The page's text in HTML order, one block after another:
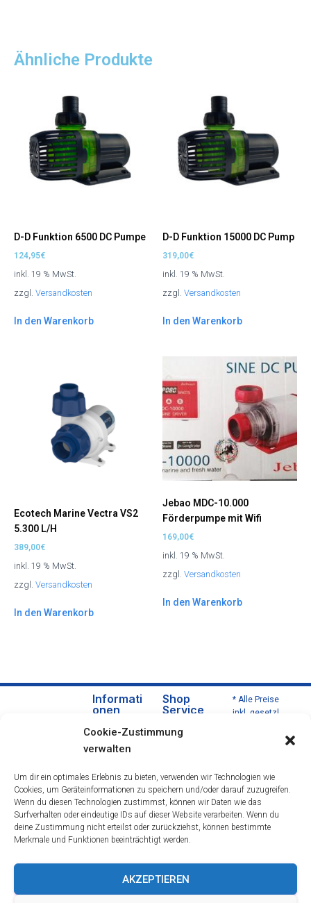
Cookie-Zustimmung
verwalten
Um dir ein optimales Erlebnis zu bieten, verwenden wir Technologien wie
Cookies, um Geräteinformationen zu speichern und/oder darauf zuzugreifen.
Wenn du diesen Technologien zustimmst, können wir Daten wie das
Surfverhalten oder eindeutige IDs auf dieser Website verarbeiten. Wenn du
deine Zustimmung nicht erteilst oder zurückziehst, können bestimmte
Merkmale und Funktionen beeinträchtigt werden.
AKZEPTIEREN
Ähnliche Produkte
D-D Funktion 6500 DC Pumpe
124,95€
inkl. 19 % MwSt.
zzgl. Versandkosten
In den Warenkorb
D-D Funktion 15000 DC Pump
319,00€
inkl. 19 % MwSt.
zzgl. Versandkosten
In den Warenkorb
Ecotech Marine Vectra VS2
5.300 L/H
389,00€
inkl. 19 % MwSt.
zzgl. Versandkosten
In den Warenkorb
Jebao MDC-10.000
Förderpumpe mit Wifi
169,00€
inkl. 19 % MwSt.
zzgl. Versandkosten
In den Warenkorb
Informati
onen
uns
Daten
rung
Impre
ssum
Shop
Service
ngsbe
dingu
ngen
Wider
rufsre
* Alle Preise
inkl. gesetzl.
Nachnahmeg
ebühren,
wenn nicht
anders
beschrieben.